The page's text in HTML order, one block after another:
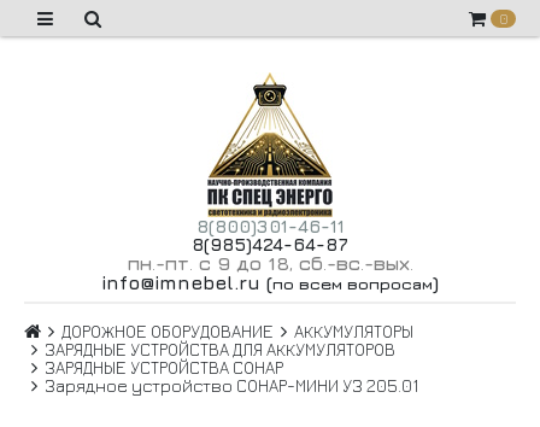
0
8(800)301-46-11
8(985)424-64-87
пн -пт с 9 до 18, сб -вс -вых.
info@imnebel.ru (по всем вопросам)
ДОРОЖНОЕ ОБОРУДОВАНИЕ
АККУМУЛЯТОРЫ
ЗАРЯДНЫЕ УСТРОЙСТВА ДЛЯ АККУМУЛЯТОРОВ
ЗАРЯДНЫЕ УСТРОЙСТВА СОНАР
Зарядное устройство СОНАР-МИНИ УЗ 205.01